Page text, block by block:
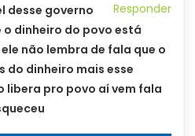
Responder
desse governo
o dinheiro do povo está
não lembra de fala que o
do dinheiro mais esse
libera pro povo aí vem fala